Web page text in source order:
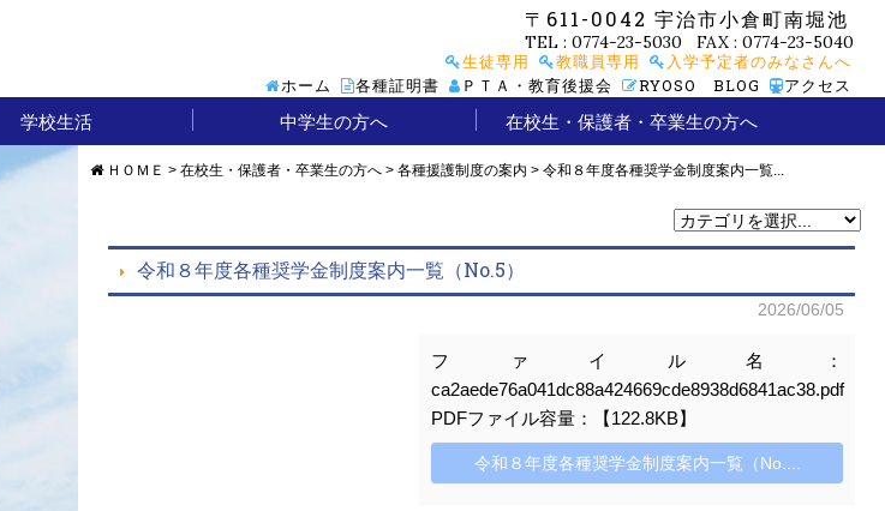
〒611-0042 宇治市小倉町南堀池
TEL : 0774-23-5030 FAX : 0774-23-5040
入学予定者のみなさんへ
教職員専用
生徒専用
アクセス
RYOSO BLOG
ＰＴＡ・教育後援会
各種証明書
ホーム
在校生・保護者・卒業生の方へ
諸連絡
月間行事予定
年間行事予定
警報発表時の対応
各種援護制度の案内
卒業生の方へ
中学生の方へ
中学生の方へ
学校説明会の日程
学校説明会
Q&A
学校生活
トピックス
学校生活
学校行事
部活動（体育系）
部活動（文化系）
制服
RYOSO BLOGＨＯＭＥ > 在校生・保護者・卒業生の方へ > 各種援護制度の案内 > 令和８年度各種奨学金制度案内一覧...
令和８年度各種奨学金制度案内一覧（No.5）
2026/06/05
ファイル名：
ca2aede76a041dc88a424669cde8938d6841ac38.pdf
PDFファイル容量：【122.8KB】
令和８年度各種奨学金制度案内一覧（No....